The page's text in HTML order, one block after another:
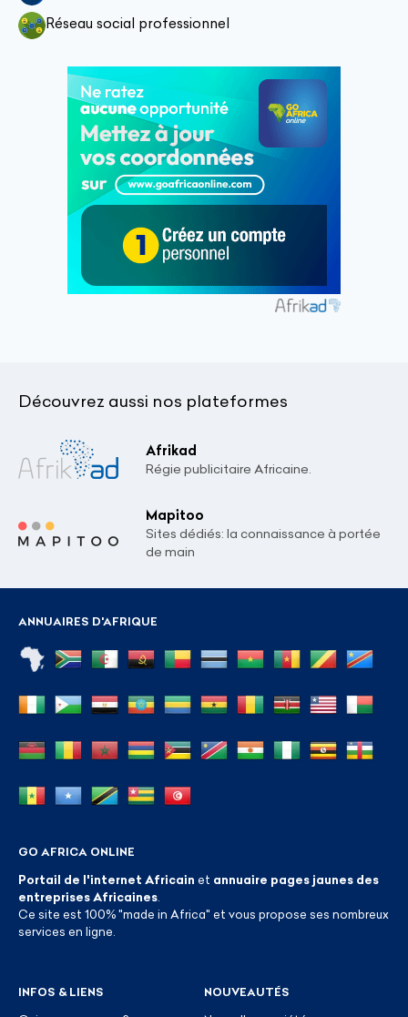
Réseau social professionnel
Découvrez aussi nos plateformes
Afrikad
Régie publicitaire Africaine.
Mapitoo
Sites dédiés: la connaissance à portée
de main
ANNUAIRES D'AFRIQUE
GO AFRICA ONLINE
Portail de l'internet Africain et annuaire pages jaunes des
entreprises Africaines
Ce site est 100% "made in Africa" et vous propose ses nombreux
services en ligne.
INFOS & LIENS NOUVEAUTÉS